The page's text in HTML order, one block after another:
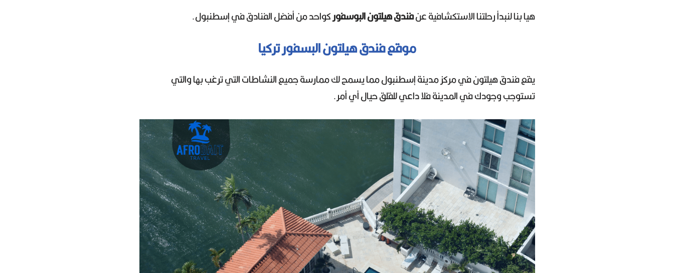
هيا بنا لنبدأ رحلتنا الاستكشافية عنفندق هيلتون البوسفوركواحد من أفضل الفنادق في إسطنبول.
موقع فندق هيلتون البسفور تركيا
يقع فندق هيلتون في مركز مدينة إسطنبول مما يسمح لك ممارسة جميع النشاطات التي ترغب بها والتي
تستوجب وجودك في المدينة فلا داعي للقلق حيال أي أمر.